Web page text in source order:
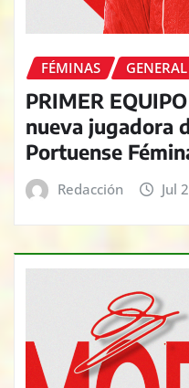
FÉMINAS GENERAL
PRIMER
nueva jugadora
Portuense
Redacción Jul